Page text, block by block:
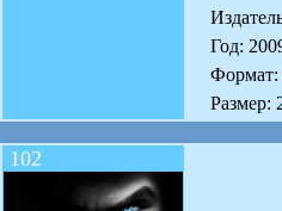
Год:
Формат:
Размер:
102